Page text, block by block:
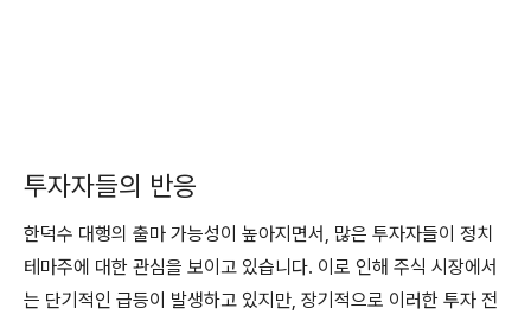
투자자들의 반응
한덕수 대행의 출마 가능성이 높아지면서, 많은 투자자들이 정치
테마주에 대한 관심을 보이고 있습니다. 이로 인해 주식 시장에서
는 단기적인 급등이 발생하고 있지만, 장기적으로 이러한 투자 전